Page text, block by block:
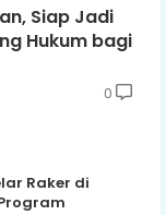
Siap Jadi
Hukum bagi
0
Raker di